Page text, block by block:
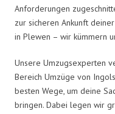
Anforderungen
zur sicheren Ankunft
in Plewen – wir kümmern
Unsere Umzugsexperten
Bereich Umzüge von
besten Wege, um deine
bringen. Dabei legen wir